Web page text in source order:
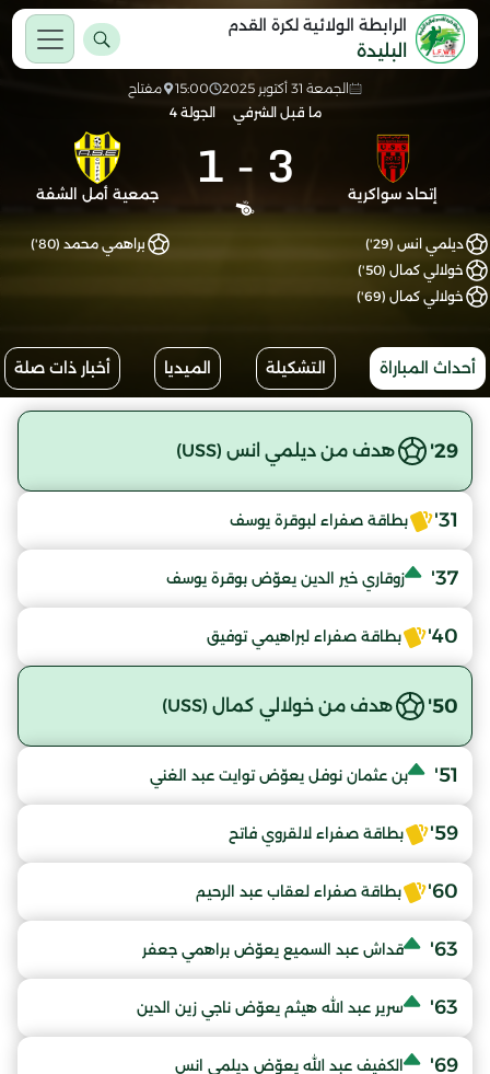
الرابطة الولائية لكرة القدم
البليدة
الجمعة 31 أكتوبر 2025 15:00
مفتاح
ما قبل الشرفي
الجولة 4
إتحاد سواكرية 3
-
1 جمعية أمل الشفة
ديلمي انس (29')
خولالي كمال (50')
خولالي كمال (69')
براهمي محمد (80')
أحداث المباراة التشكيلة الميديا أخبار ذات صلة
29' هدف من ديلمي انس (USS)
31' بطاقة صفراء لبوقرة يوسف
37' زوقاري خير الدين يعوّض بوقرة يوسف
40' بطاقة صفراء لبراهيمي توفيق
50' هدف من خولالي كمال (USS)
51' بن عثمان نوفل يعوّض توايت عبد الغني
59' بطاقة صفراء لالقروي فاتح
60' بطاقة صفراء لعقاب عبد الرحيم
63' قداش عبد السميع يعوّض براهمي جعفر
63' سرير عبد الله هيثم يعوّض ناجي زين الدين
69' الكفيف عبد الله يعوّض ديلمي انس